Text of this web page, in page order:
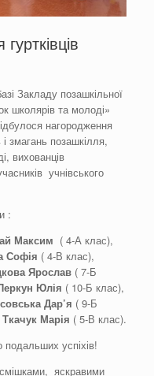
Закладу позашкільної
школярів та молоді»
нагородження
і змагань позашкілля,
вихованців
учнівського
:
Максим ( 4-А клас),
Софія ( 4-В клас),
Ярослав ( 7-Б
Юлія ( 10-Б клас),
Дар’я ( 9-Б
Ткачук Марія ( 5-В клас).
успіхів!
яскравими